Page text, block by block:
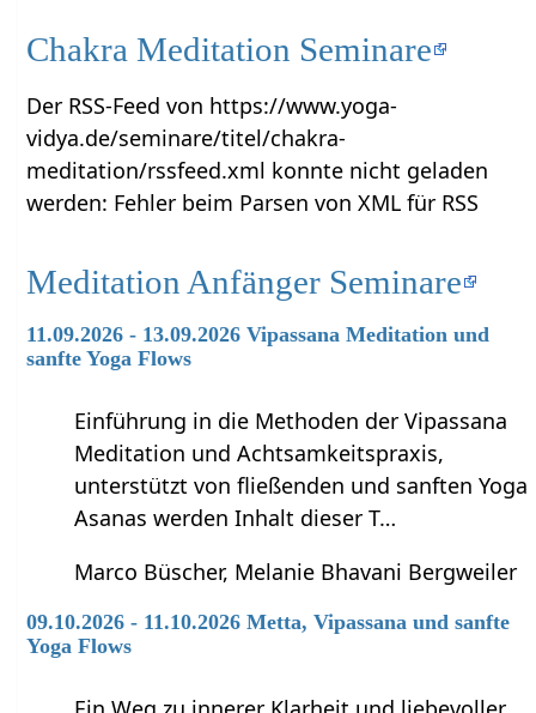
Chakra Meditation Seminare
Der RSS-Feed von https://www.yoga-
vidya.de/seminare/titel/chakra-
meditation/rssfeed.xml konnte nicht geladen
werden: Fehler beim Parsen von XML für RSS
Meditation Anfänger Seminare
11.09.2026 - 13.09.2026 Vipassana Meditation und
sanfte Yoga Flows
Einführung in die Methoden der Vipassana
Meditation und Achtsamkeitspraxis,
unterstützt von fließenden und sanften Yoga
Asanas werden Inhalt dieser T…
Marco Büscher, Melanie Bhavani Bergweiler
09.10.2026 - 11.10.2026 Metta, Vipassana und sanfte
Yoga Flows